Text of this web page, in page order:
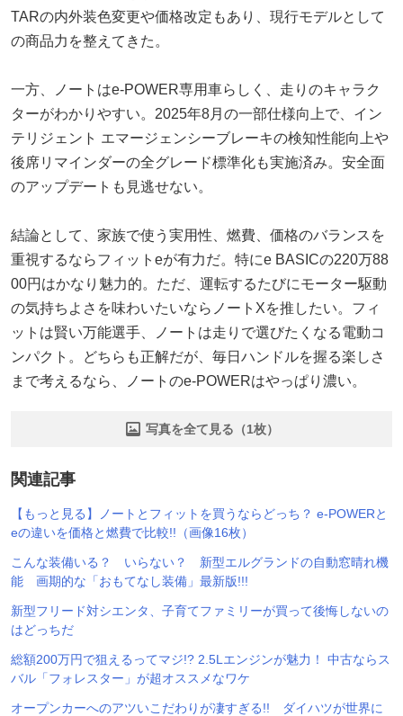
TARの内外装色変更や価格改定もあり、現行モデルとして
の商品力を整えてきた。
一方、ノートはe-POWER専用車らしく、走りのキャラク
ターがわかりやすい。2025年8月の一部仕様向上で、イン
テリジェント エマージェンシーブレーキの検知性能向上や
後席リマインダーの全グレード標準化も実施済み。安全面
のアップデートも見逃せない。
結論として、家族で使う実用性、燃費、価格のバランスを
重視するならフィットeが有力だ。特にe BASICの220万88
00円はかなり魅力的。ただ、運転するたびにモーター駆動
の気持ちよさを味わいたいならノートXを推したい。フィ
ットは賢い万能選手、ノートは走りで選びたくなる電動コ
ンパクト。どちらも正解だが、毎日ハンドルを握る楽しさ
まで考えるなら、ノートのe-POWERはやっぱり濃い。
写真を全て見る（1枚）
関連記事
【もっと見る】ノートとフィットを買うならどっち？ e-POWERと
eの違いを価格と燃費で比較!!（画像16枚）
こんな装備いる？ いらない？ 新型エルグランドの自動窓晴れ機
能 画期的な「おもてなし装備」最新版!!!
新型フリード対シエンタ、子育てファミリーが買って後悔しないの
はどっちだ
総額200万円で狙えるってマジ!? 2.5Lエンジンが魅力！ 中古ならス
バル「フォレスター」が超オススメなワケ
オープンカーへのアツいこだわりが凄すぎる!! ダイハツが世界に